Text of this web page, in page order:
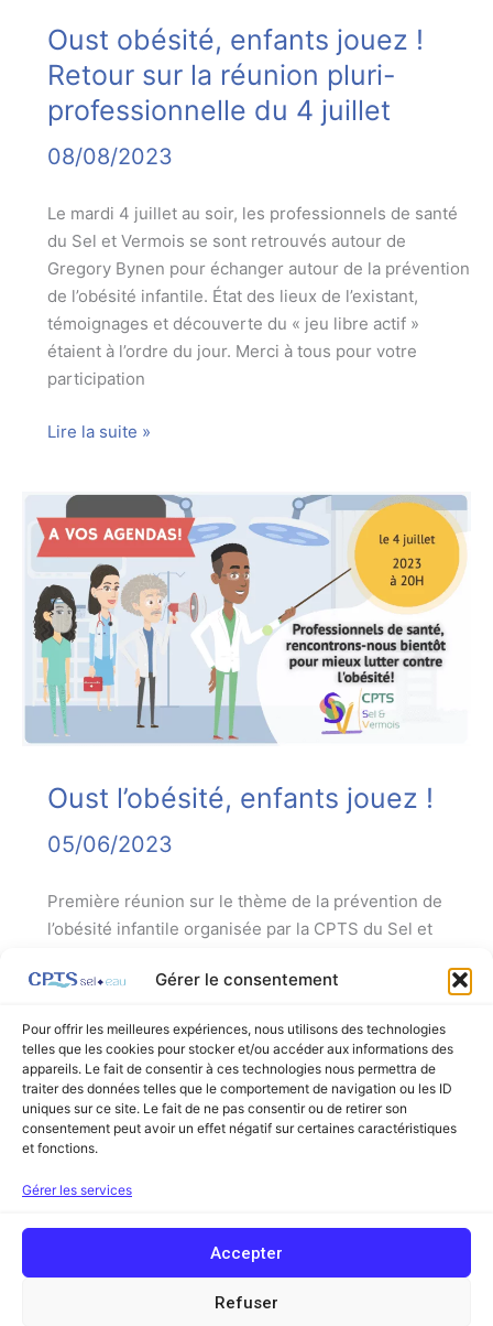
Gérer le consentement
Pour offrir les meilleures expériences, nous utilisons des technologies
telles que les cookies pour stocker et/ou accéder aux informations des
appareils. Le fait de consentir à ces technologies nous permettra de
traiter des données telles que le comportement de navigation ou les ID
uniques sur ce site. Le fait de ne pas consentir ou de retirer son
consentement peut avoir un effet négatif sur certaines caractéristiques
et fonctions.
Gérer les services
Accepter
Refuser
et
les
adultes
en
avec
ou
obésité
Oust obésité, enfants jouez !
Retour sur la réunion pluri-
professionnelle du 4 juillet
08/08/2023
Le mardi 4 juillet au soir, les professionnels de santé
du Sel et Vermois se sont retrouvés autour de
Gregory Bynen pour échanger autour de la prévention
de l’obésité infantile. État des lieux de l’existant,
témoignages et découverte du « jeu libre actif »
étaient à l’ordre du jour. Merci à tous pour votre
participation
Oust
jouez
!
Retour
sur
la
réunion
pluri-
professionnelle
du
juillet
Lire la suite »
Oust l’obésité, enfants jouez !
05/06/2023
Première réunion sur le thème de la prévention de
l’obésité infantile organisée par la CPTS du Sel et
visioconférence.
Oust
l’obésité,
enfants
jouez
!
Lire la suite »
Sel et Eau (ex Sel et Vermois) | Powered by
Mentions légales